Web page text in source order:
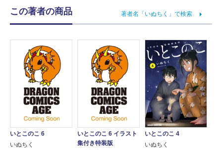
この著者の商品 著者名「いぬちく」で検索
いとこのこ 6
いぬちく
いとこのこ 6 イラスト
集付き特装版
いとこのこ 4
いぬちく